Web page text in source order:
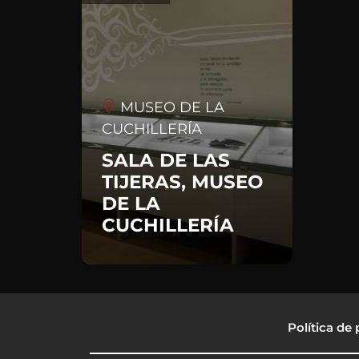
MUSEO DE LA
CUCHILLERÍA
SALA DE LAS
TIJERAS, MUSEO
DE LA
CUCHILLERÍA
Política de